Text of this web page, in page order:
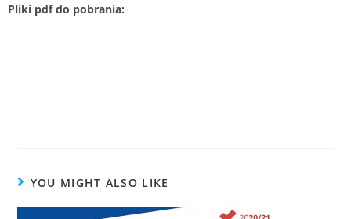
Pliki pdf do pobrania:
YOU MIGHT ALSO LIKE